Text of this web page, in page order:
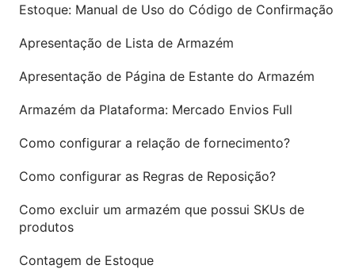
Estoque: Manual de Uso do Código de Confirmação
Apresentação de Lista de Armazém
Apresentação de Página de Estante do Armazém
Armazém da Plataforma: Mercado Envios Full
Como configurar a relação de fornecimento?
Como configurar as Regras de Reposição?
Como excluir um armazém que possui SKUs de
produtos
Contagem de Estoque